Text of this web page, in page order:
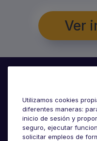
Ver
Información útil
Utilizamos cookies
diferentes maneras:
inicio de sesión y
seguro, ejecutar
solicitar empleos de